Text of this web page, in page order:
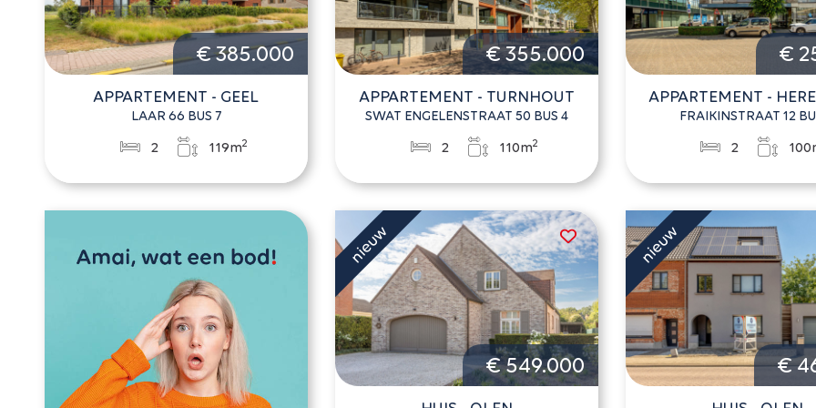
€ 385.000
APPARTEMENT - GEEL
LAAR 66 BUS 7
2 119m2
€ 355.000
APPARTEMENT - TURNHOUT
SWAT ENGELENSTRAAT 50 BUS 4
2 110m2
€
APPARTEMENT -
FRAIKINSTRAAT 12
2
€ 549.000 €